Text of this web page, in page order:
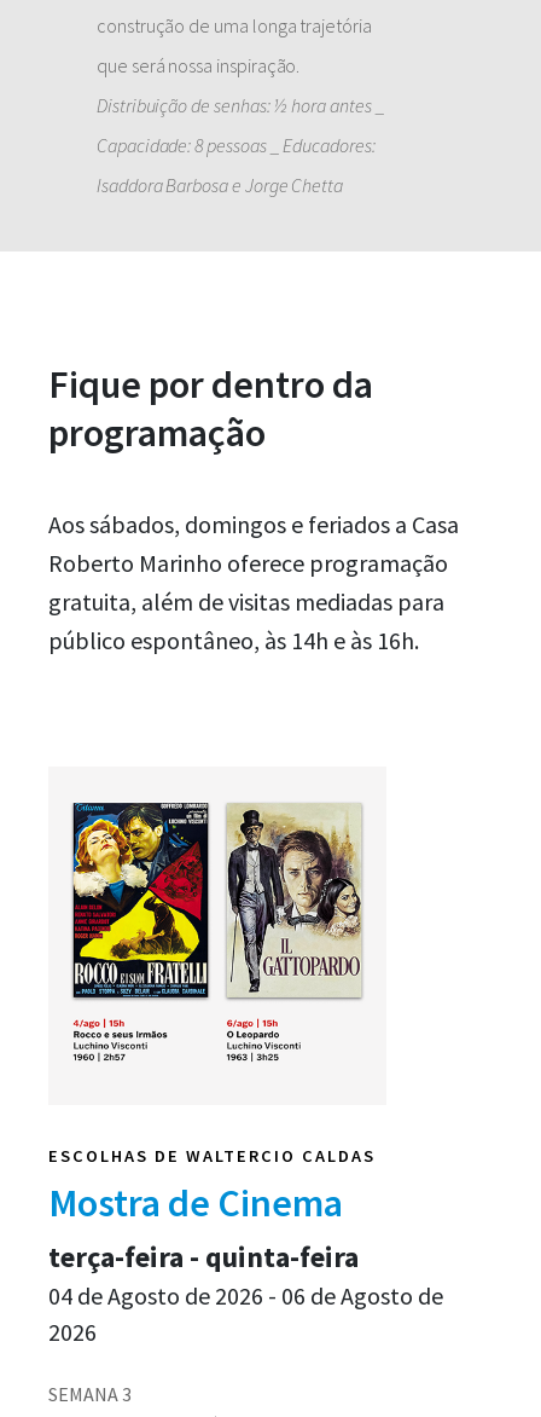
construção de uma longa trajetória
que será nossa inspiração.
Distribuição de senhas: ½ hora antes _
Capacidade: 8 pessoas _ Educadores:
Isaddora Barbosa e Jorge Chetta
Fique por dentro da
programação
Aos sábados, domingos e feriados a Casa
Roberto Marinho oferece programação
gratuita, além de visitas mediadas para
público espontâneo, às 14h e às 16h.
ESCOLHAS DE WALTERCIO CALDAS
Mostra de Cinema
SEMANA 3
terça-feira - quinta-feira
04 de Agosto de 2026 - 06 de Agosto de
2026